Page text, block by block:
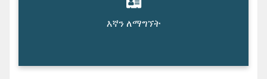
እኛን ለማግኘት